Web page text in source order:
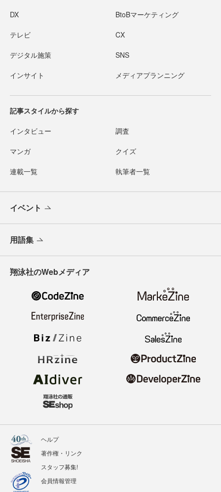
DX BtoBマーケティング
テレビ CX
デジタル施策 SNS
インサイト メディアプランニング
記事スタイルから探す
インタビュー 調査
マンガ クイズ
連載一覧 執筆者一覧
イベント
用語集
翔泳社のWebメディア
ヘルプ
著作権・リンク
スタッフ募集!
会員情報管理